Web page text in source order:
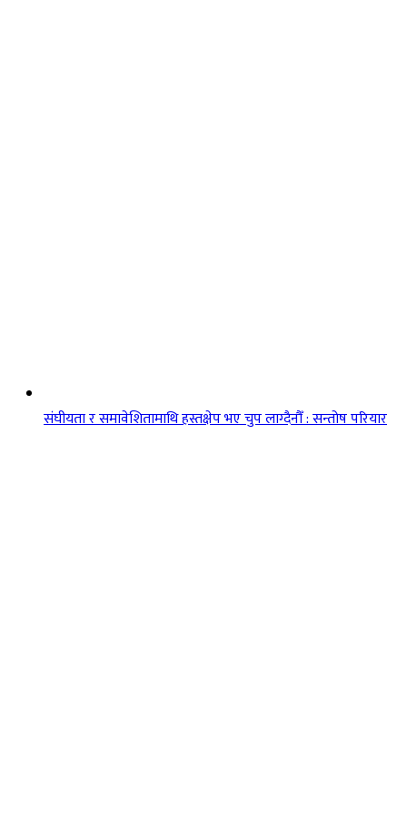
संघीयता र समावेशितामाथि हस्तक्षेप भए चुप लाग्दैनौँ : सन्तोष परियार